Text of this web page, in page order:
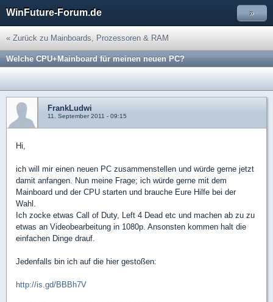
WinFuture-Forum.de »
« Zurück zu Mainboards, Prozessoren & RAM
Welche CPU+Mainboard für meinen neuen PC?
FrankLudwi
11. September 2011 - 09:15
Hi,
ich will mir einen neuen PC zusammenstellen und würde gerne jetzt
damit anfangen. Nun meine Frage; ich würde gerne mit dem
Mainboard und der CPU starten und brauche Eure Hilfe bei der
Wahl.
Ich zocke etwas Call of Duty, Left 4 Dead etc und machen ab zu zu
etwas an Videobearbeitung in 1080p. Ansonsten kommen halt die
einfachen Dinge drauf.
Jedenfalls bin ich auf die hier gestoßen:
http://is.gd/BBBh7V